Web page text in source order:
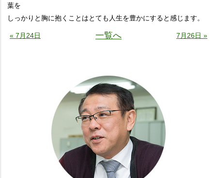
葉を
しっかりと胸に抱くことはとても人生を豊かにすると感じます。
« 7月24日 一覧へ 7月26日 »